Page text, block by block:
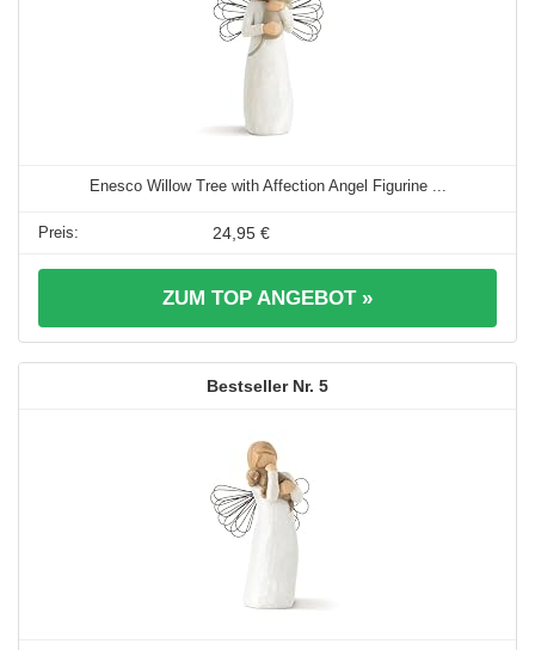
Enesco Willow Tree with Affection Angel Figurine ...
24,95 €
ZUM TOP ANGEBOT »
5